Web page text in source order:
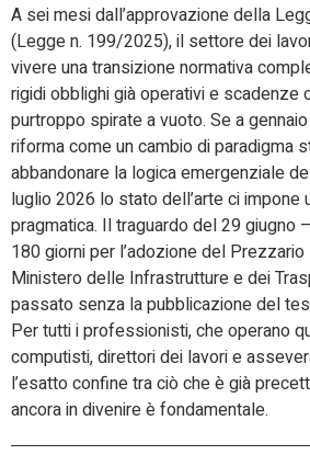
A sei mesi dall’approvazione della
(Legge n. 199/2025), il settore dei
vivere una transizione normativa
rigidi obblighi già operativi e scadenze
purtroppo spirate a vuoto. Se a
riforma come un cambio di paradigma
abbandonare la logica emergenziale
luglio 2026 lo stato dell’arte ci impone
pragmatica. Il traguardo del 29 giugno
180 giorni per l’adozione del
Ministero delle Infrastrutture e dei
passato senza la pubblicazione del
Per tutti i professionisti, che operano
computisti, direttori dei lavori e
l’esatto confine tra ciò che è già
ancora in divenire è fondamentale.